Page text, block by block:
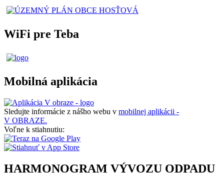
WiFi pre Teba
Mobilná aplikácia
Sledujte informácie z nášho webu v mobilnej aplikácii -
V OBRAZE.
Voľne k stiahnutiu:
HARMONOGRAM VÝVOZU ODPADU